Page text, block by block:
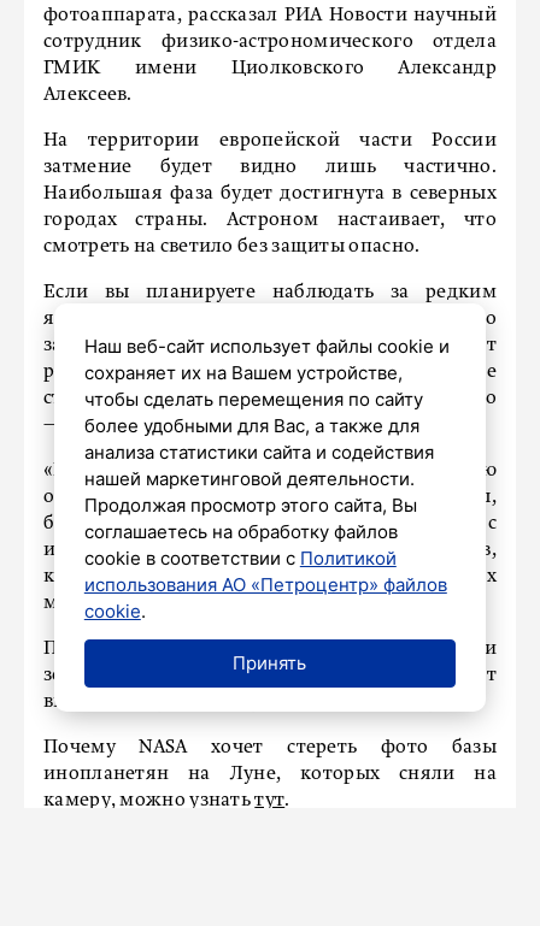
фотоаппарата, рассказал РИА Новости научный
сотрудник физико-астрономического отдела
ГМИК имени Циолковского Александр
Алексеев.
На территории европейской части России
затмение будет видно лишь частично.
Наибольшая фаза будет достигнута в северных
городах страны. Астроном настаивает, что
смотреть на светило без защиты опасно.
Если вы планируете наблюдать за редким
явлением в парке или на набережной, просто
зажмуриться недостаточно. Специалист
рекомендует использовать сильно затемненное
стекло, старую дискету или закопченное стекло
— в крайнем случае подойдет сварочная маска.
«Если наблюдение ведется с помощью
оптического прибора — подзорной трубы,
бинокля и тому подобного, то только с
использованием специальных фильтров,
которые продаются в астрономических
магазинах», — отметил ученый.
Попытка снять затмение на телефон или
зеркалку без специального стекла может
вывести матрицу из строя, добавил эксперт.
Почему NASA хочет стереть фото базы
инопланетян на Луне, которых сняли на
камеру, можно узнатьтут.
Наш веб-сайт использует файлы cookie и
сохраняет их на Вашем устройстве,
чтобы сделать перемещения по сайту
более удобными для Вас, а также для
анализа статистики сайта и содействия
нашей маркетинговой деятельности.
Продолжая просмотр этого сайта, Вы
соглашаетесь на обработку файлов
cookie в соответствии с Политикой
использования АО «Петроцентр» файлов
cookie.
Принять